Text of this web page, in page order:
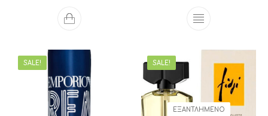
SALE! SALE!
ΕΞΑΝΤΛΗΜΈΝΟ